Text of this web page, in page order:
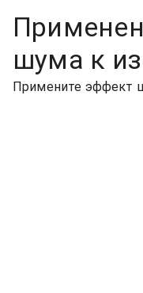
шума к
Примените эффект